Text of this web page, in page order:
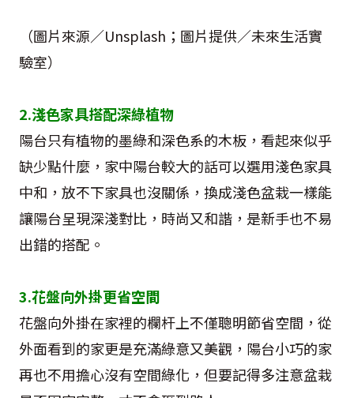
（圖片來源／Unsplash；圖片提供／未來生活實
驗室）
2.淺色家具搭配深綠植物
陽台只有植物的墨綠和深色系的木板，看起來似乎
缺少點什麼，家中陽台較大的話可以選用淺色家具
中和，放不下家具也沒關係，換成淺色盆栽一樣能
讓陽台呈現深淺對比，時尚又和諧，是新手也不易
出錯的搭配。
3.花盤向外掛更省空間
花盤向外掛在家裡的欄杆上不僅聰明節省空間，從
外面看到的家更是充滿綠意又美觀，陽台小巧的家
再也不用擔心沒有空間綠化，但要記得多注意盆栽